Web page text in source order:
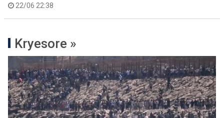
22/06 22:38
Kryesore »